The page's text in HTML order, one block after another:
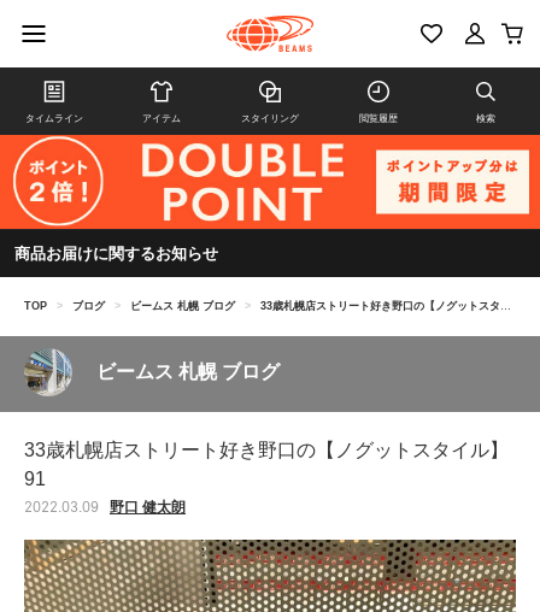
タイムライン アイテム スタイリング 閲覧履歴 検索
商品お届けに関するお知らせ
TOP > ブログ > ビームス 札幌 ブログ > 33歳札幌店ストリート好き野口の【ノグットスタイル】91
ビームス 札幌 ブログ
33歳札幌店ストリート好き野口の【ノグットスタイル】
91
2022.03.09 野口 健太朗